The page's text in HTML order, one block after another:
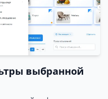
выбранной